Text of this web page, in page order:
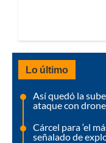
Lo último
Así quedó la
ataque con
Cárcel para ‘el
señalado de